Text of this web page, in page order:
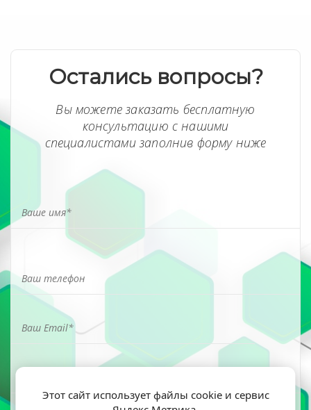
Остались вопросы?
Вы можете заказать бесплатную
консультацию с нашими
специалистами заполнив форму ниже
Этот сайт использует файлы cookie и сервис